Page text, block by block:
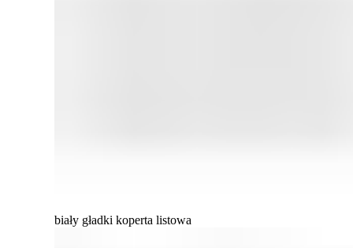
biały gładki koperta listowa